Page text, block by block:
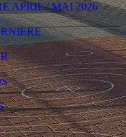
APRIL / MAI 2026